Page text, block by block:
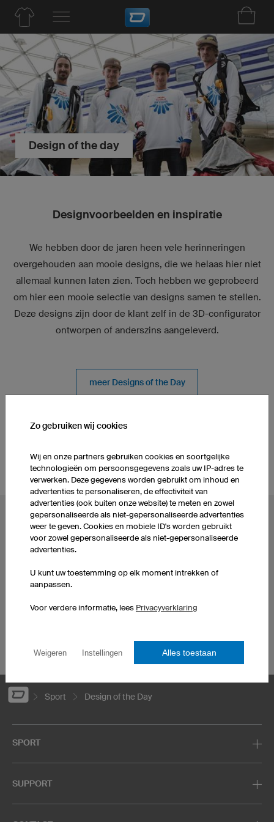
Design of the day
Designvoorbeelden en inspiratie
We hebben door de jaren heen vele herinneringen
overgehouden aan mooie designs, die we helaas hier niet
allemaal kunnen laten zien. Toch hebben we geprobeerd
om hier een mooie selectie van designs samen te stellen.
Deze designs zijn door de klant zelf in de 3D-configurator
ontworpen of anderszins aangeleverd.
meer Designs of the Day
POPULAIRE ONDERWERPEN
Wielershirts
Voetbalshirts
Basketbalshirts
Zelf hardloopshirts
IJshockeyshirts
eSportshirts
T-Shirts bedrukken
Corporate Design
Sport Design of the Day
SPORT
SUPPORT
Zo gebruiken wij cookies
Wij en onze partners gebruiken cookies en soortgelijke
technologieën om persoonsgegevens zoals uw IP-adres te
verwerken. Deze gegevens worden gebruikt om inhoud en
advertenties te personaliseren, de effectiviteit van
advertenties (ook buiten onze website) te meten en zowel
gepersonaliseerde als niet-gepersonaliseerde advertenties
weer te geven. Cookies en mobiele ID's worden gebruikt
voor zowel gepersonaliseerde als niet-gepersonaliseerde
advertenties.
U kunt uw toestemming op elk moment intrekken of
aanpassen.
Voor verdere informatie, lees Privacyverklaring
Weigeren Instellingen Alles toestaan